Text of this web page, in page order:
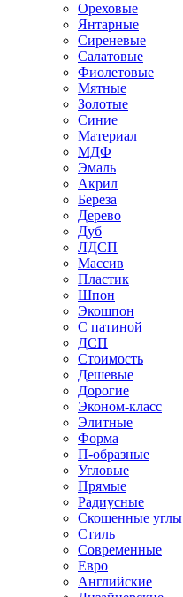
Ореховые
Янтарные
Сиреневые
Салатовые
Фиолетовые
Мятные
Золотые
Синие
Материал
МДФ
Эмаль
Акрил
Береза
Дерево
Дуб
ЛДСП
Массив
Пластик
Шпон
Экошпон
С патиной
ДСП
Стоимость
Дешевые
Дорогие
Эконом-класс
Элитные
Форма
П-образные
Угловые
Прямые
Радиусные
Скошенные углы
Стиль
Современные
Евро
Английские